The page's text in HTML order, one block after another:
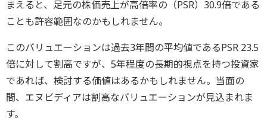
まえると、足元の株価売上が高倍率の（PSR）30.9倍である
ことも許容範囲なのかもしれません。
このバリュエーションは過去3年間の平均値であるPSR 23.5
倍に対して割高ですが、5年程度の長期的視点を持つ投資家
であれば、検討する価値はあるかもしれません。当面の
間、エヌビディアは割高なバリュエーションが見込まれま
す。